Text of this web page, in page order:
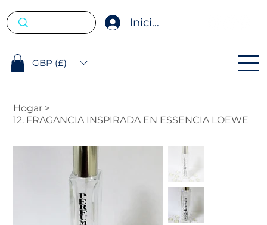
Iniciar sesión
GBP (£)
Hogar >
12. FRAGANCIA INSPIRADA EN ESSENCIA LOEWE